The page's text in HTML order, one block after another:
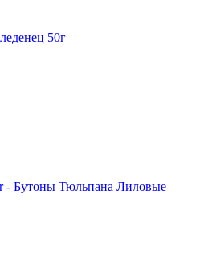
50г
- Бутоны Тюльпана Лиловые